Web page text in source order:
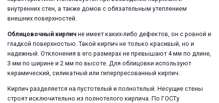
внутренних стен, а также домов с обязательным утеплением
внешних поверхностей.
Облицовочный кирпич не имеет каких-либо дефектов, он с ровной и
гладкой поверхностью. Такой кирпич не только красивый, но и
надежный. Отклонения в его размерах не превышают 4 мм по длине,
3 мм по ширине и 2 мм по высоте. Для облицовки используют
керамический, силикатный или гиперпресованный кирпич.
Кирпич разделяется на пустотелый и полнотелый. Несущие стены
строят исключительно из полнотелого кирпича. По ГОСТу